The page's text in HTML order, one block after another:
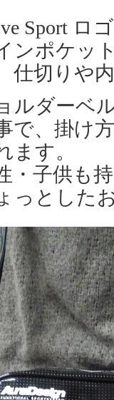
Sport ロ
ンポケッ
仕切りや
ルダーベ
で、掛け
ます。
・子供も
っとした